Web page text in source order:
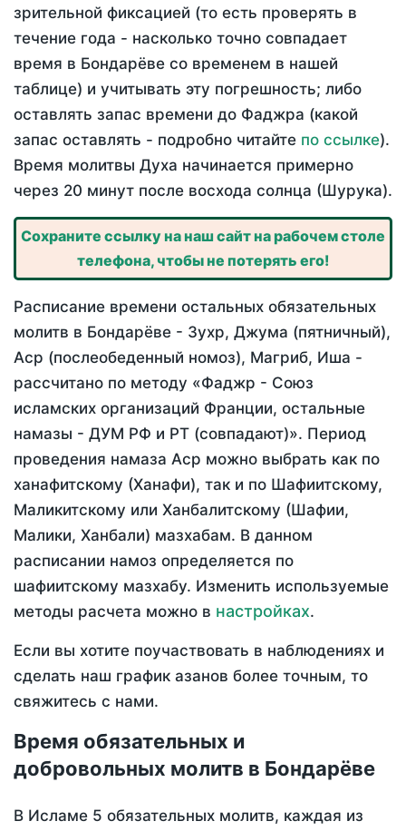
зрительной фиксацией (то есть проверять в
течение года - насколько точно совпадает
время в Бондарёве со временем в нашей
таблице) и учитывать эту погрешность; либо
оставлять запас времени до Фаджра (какой
запас оставлять - подробно читайте по ссылке).
Время молитвы Духа начинается примерно
через 20 минут после восхода солнца (Шурука).
Сохраните ссылку на наш сайт на рабочем столе
телефона, чтобы не потерять его!
Расписание времени остальных обязательных
молитв в Бондарёве - Зухр, Джума (пятничный),
Аср (послеобеденный номоз), Магриб, Иша -
рассчитано по методу «Фаджр - Союз
исламских организаций Франции, остальные
намазы - ДУМ РФ и РТ (совпадают)». Период
проведения намаза Аср можно выбрать как по
ханафитскому (Ханафи), так и по Шафиитскому,
Маликитскому или Ханбалитскому (Шафии,
Малики, Ханбали) мазхабам. В данном
расписании намоз определяется по
шафиитскому мазхабу. Изменить используемые
методы расчета можно в настройках.
Если вы хотите поучаствовать в наблюдениях и
сделать наш график азанов более точным, то
свяжитесь с нами.
Время обязательных и
добровольных молитв в Бондарёве
В Исламе 5 обязательных молитв, каждая из